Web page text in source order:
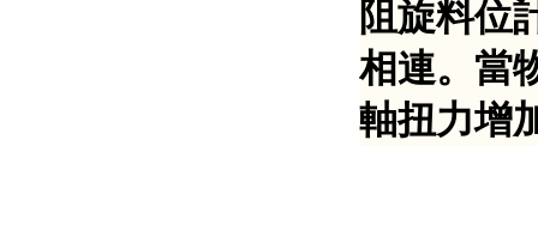
阻旋料位
相連。當
軸扭力增